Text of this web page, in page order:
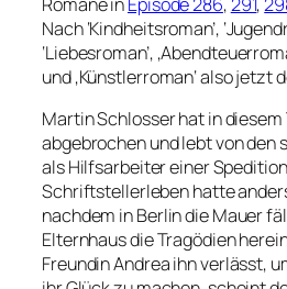
Nach ‘Kindheitsroman’,
‘Liebesroman’,
und ‚Künstlerroman‘ also jetzt
Martin Schlosser hat in
abgebrochen und lebt von den
als Hilfsarbeiter einer
Schriftstellerleben hatte
nachdem in Berlin die Mauer
Elternhaus die Tragödien
Freundin Andrea ihn verlässt,